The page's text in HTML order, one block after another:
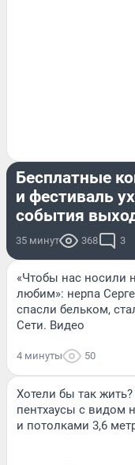
Бесплатные
и фестиваль
события
35 минут 368 3
«Чтобы нас носили
любим»: нерпа
спасли бельком,
Сети. Видео
4 минуты 50
Хотели бы так
пентхаусы с видом
и потолками 3,6